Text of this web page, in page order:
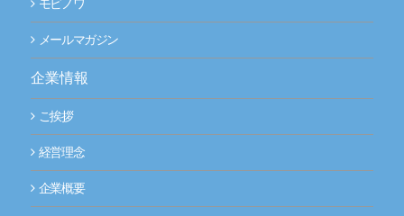
モビノワ
メールマガジン
企業情報
ご挨拶
経営理念
企業概要